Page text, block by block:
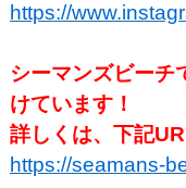
https://
シーマンズビーチ
けています！
詳しくは、下記
https://seamans-